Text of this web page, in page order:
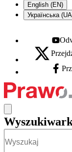
English (EN)
Українська
X - otwiera się